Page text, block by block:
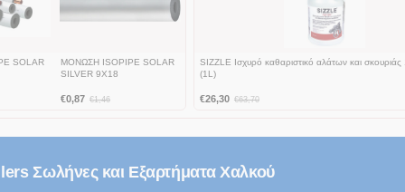
SOLAR
ΜΟΝΩΣΗ ISOPIPE SOLAR
SILVER 9X18
€0,87 €1,46
SIZZLE Ισχυρό καθαριστικό αλάτων και
(1L)
€26,30 €63,70
Σωλήνες και Εξαρτήματα Χαλκού